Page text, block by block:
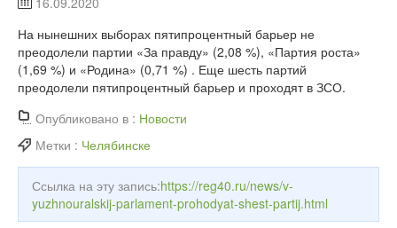
На нынешних выборах пятипроцентный барьер не
преодолели партии «За правду» (2,08 %), «Партия роста»
(1,69 %) и «Родина» (0,71 %) . Еще шесть партий
преодолели пятипроцентный барьер и проходят в ЗСО.
Опубликовано в : Новости
Метки : Челябинске
Ссылка на эту запись:https://reg40.ru/news/v-
yuzhnouralskij-parlament-prohodyat-shest-partij.html